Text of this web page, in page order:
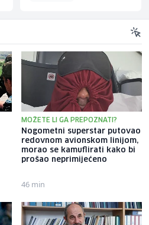
MOŽETE LI GA PREPOZNATI?
Nogometni superstar putovao
redovnom avionskom linijom,
morao se kamuflirati kako bi
prošao neprimijećeno
46 min